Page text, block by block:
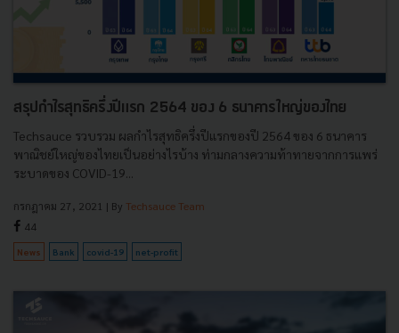
สรุปกำไรสุทธิครึ่งปีแรก 2564 ของ 6 ธนาคารใหญ่ของไทย
Techsauce รวบรวม ผลกำไรสุทธิครึ่งปีแรกของปี 2564 ของ 6 ธนาคาร
พาณิชย์ใหญ่ของไทยเป็นอย่างไรบ้าง ท่ามกลางความท้าทายจากการแพร่
ระบาดของ COVID-19...
กรกฎาคม 27, 2021 | By Techsauce Team
44
News Bank covid-19 net-profit